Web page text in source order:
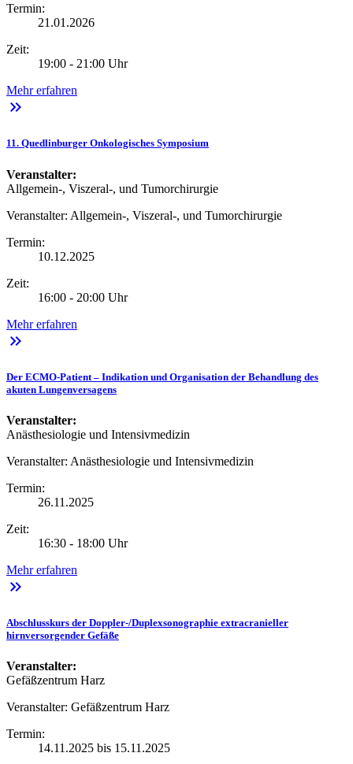
Termin:
21.01.2026
Zeit:
19:00 - 21:00 Uhr
Mehr erfahren
keyboard_double_arrow_right
11. Quedlinburger Onkologisches Symposium
Veranstalter:
Allgemein-, Viszeral-, und Tumorchirurgie
Veranstalter: Allgemein-, Viszeral-, und Tumorchirurgie
Termin:
10.12.2025
Zeit:
16:00 - 20:00 Uhr
Mehr erfahren
keyboard_double_arrow_right
Der ECMO-Patient – Indikation und Organisation der Behandlung des
akuten Lungenversagens
Veranstalter:
Anästhesiologie und Intensivmedizin
Veranstalter: Anästhesiologie und Intensivmedizin
Termin:
26.11.2025
Zeit:
16:30 - 18:00 Uhr
Mehr erfahren
keyboard_double_arrow_right
Abschlusskurs der Doppler-/Duplexsonographie extracranieller
hirnversorgender Gefäße
Veranstalter:
Gefäßzentrum Harz
Veranstalter: Gefäßzentrum Harz
Termin:
14.11.2025 bis 15.11.2025